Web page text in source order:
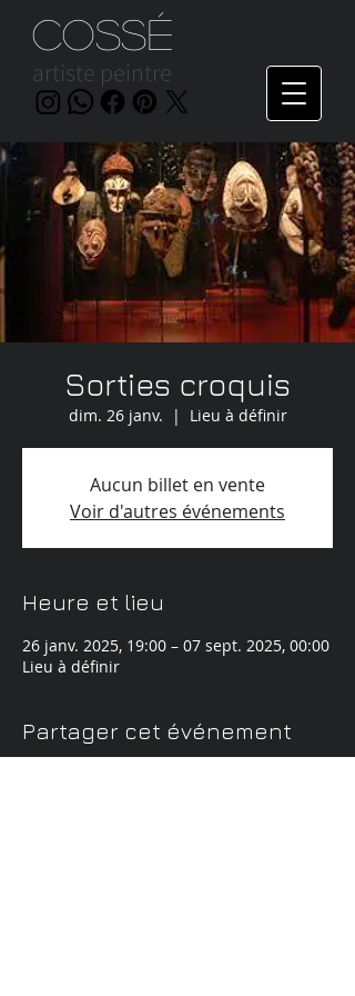
artiste peintre
Cossé
Sorties croquis
dim. 26 janv.
  |
Lieu à définir
Aucun billet en vente
Voir d'autres événements
Heure et lieu
26 janv. 2025, 19:00 – 07 sept. 2025, 00:00
Lieu à définir
Partager cet événement